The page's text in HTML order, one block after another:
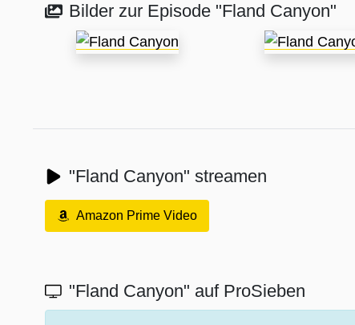
Bilder zur Episode "Fland Canyon"
"Fland Canyon" streamen
Amazon Prime Video
"Fland Canyon" auf ProSieben